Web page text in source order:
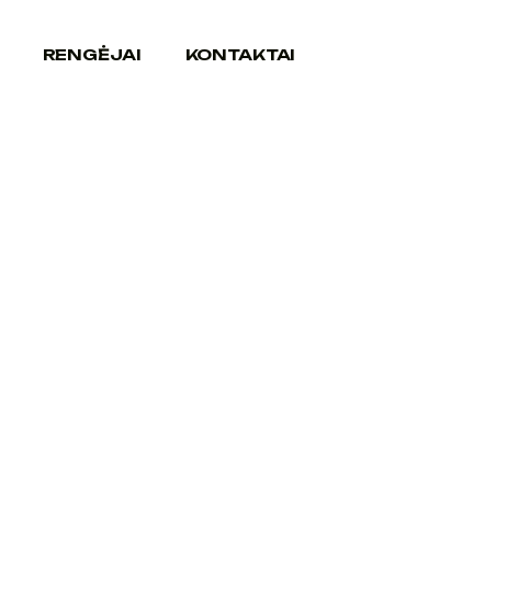
RENGĖJAI KONTAKTAI